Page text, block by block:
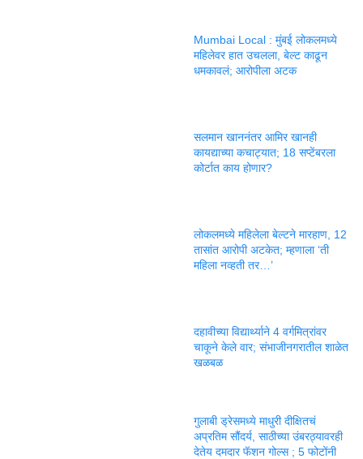
Mumbai Local : मुंबई लोकलमध्ये
महिलेवर हात उचलला, बेल्ट काढून
धमकावलं; आरोपीला अटक
सलमान खाननंतर आमिर खानही
कायद्याच्या कचाट्यात; 18 सप्टेंबरला
कोर्टात काय होणार?
लोकलमध्ये महिलेला बेल्टने मारहाण, 12
तासांत आरोपी अटकेत; म्हणाला ‘ती
महिला नव्हती तर…’
दहावीच्या विद्यार्थ्याने 4 वर्गमित्रांवर
चाकूने केले वार; संभाजीनगरातील शाळेत
खळबळ
गुलाबी ड्रेसमध्ये माधुरी दीक्षितचं
अप्रतिम सौंदर्य, साठीच्या उंबरठ्यावरही
देतेय दमदार फॅशन गोल्स ; 5 फोटोंनी